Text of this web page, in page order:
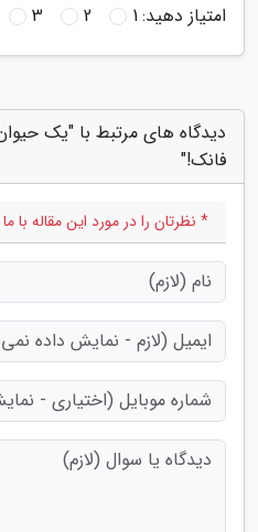
امتیاز دهید:1
2
3
دیدگاه های مرتبط با "یک
فانک!"
* نظرتان را در مورد این مقاله با